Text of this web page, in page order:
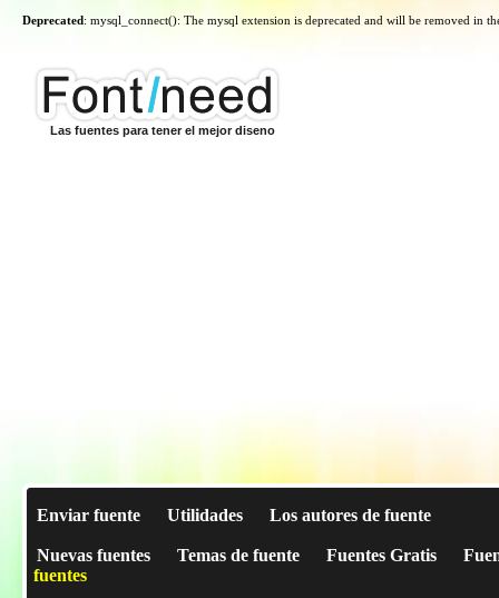
Deprecated: mysql_connect(): The mysql extension is deprecated and will be removed in
Las fuentes para tener el mejor diseno
Enviar fuente Utilidades Los autores de fuente
Nuevas fuentes Temas de fuente Fuentes Gratis
fuentes